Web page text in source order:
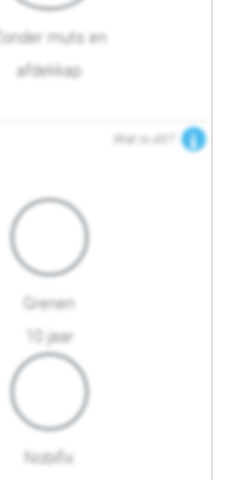
Zonder muts en
afdekkap
Wat is dit?
Grenen
10 jaar
Nobifix